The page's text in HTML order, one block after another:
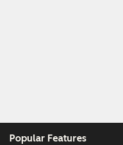
Popular Features